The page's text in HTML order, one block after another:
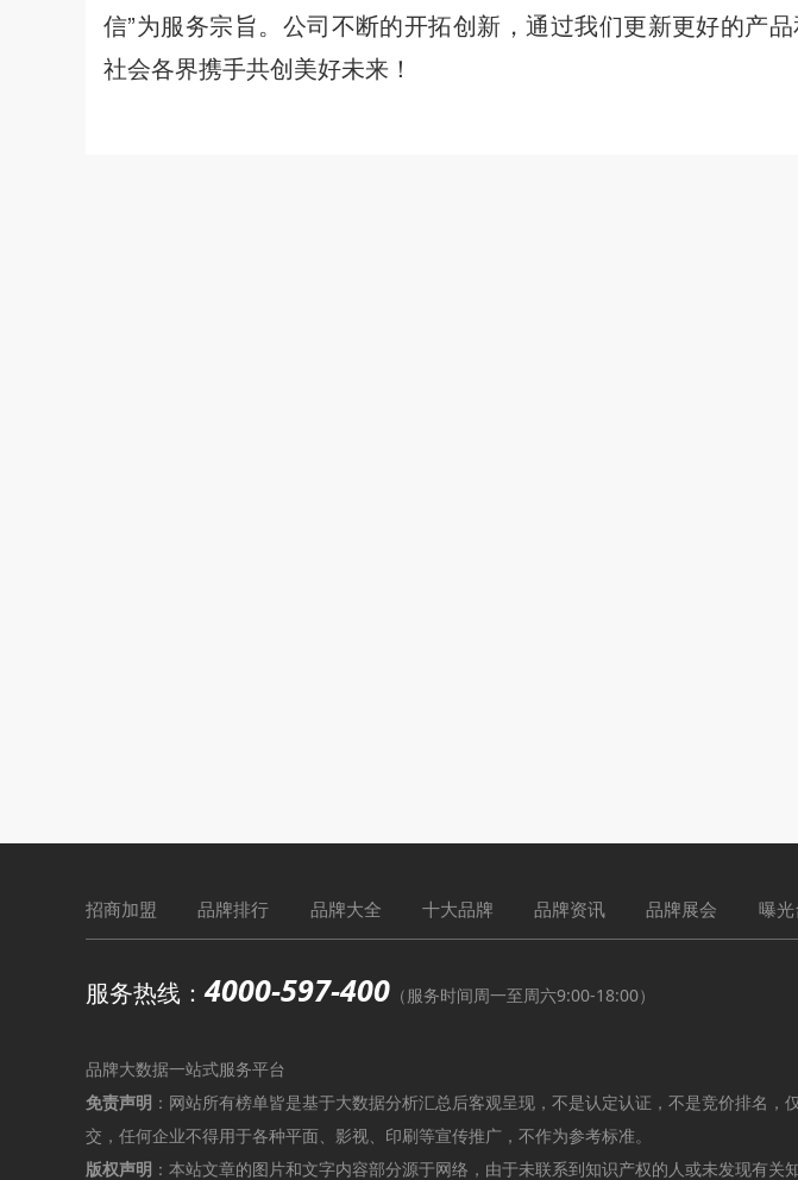
信”为服务宗旨。公司不断的开拓创新，通过我们更新更好的产
社会各界携手共创美好未来！
招商加盟 品牌排行 品牌大全 十大品牌 品牌资讯 品牌展会 曝光
服务热线：4000-597-400 （服务时间周一至周六9:00-18:00）
品牌大数据一站式服务平台
免责声明 ：网站所有榜单皆是基于大数据分析汇总后客观呈现，不是认定认证，不是竞价排名
交，任何企业不得用于各种平面、影视、印刷等宣传推广，不作为参考标准。
版权声明 ：本站文章的图片和文字内容部分源于网络，由于未联系到知识产权的人或未发现有关